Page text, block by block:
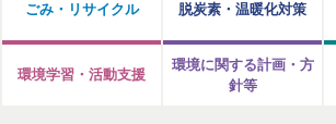
ごみ・リサイクル 脱炭素・温暖化対策
環境学習・活動支援
環境に関する計画・方
針等